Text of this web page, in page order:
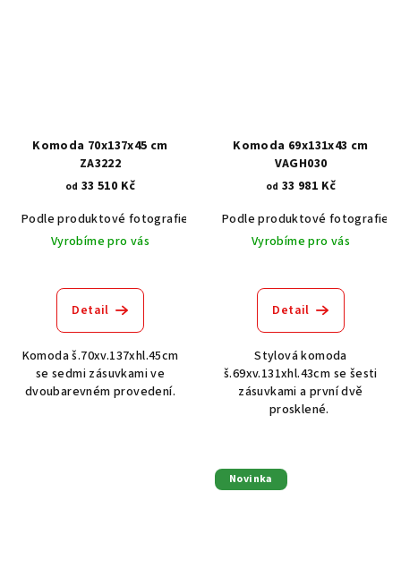
Komoda 70x137x45 cm
ZA3222
od 33 510 Kč
Podle produktové fotografie
Bílá Bílá s patinou BT9001-A6
Vyrobíme pro vás
Detail
Komoda š.70xv.137xhl.45cm
se sedmi zásuvkami ve
dvoubarevném provedení.
Komoda 69x131x43 cm
VAGH030
od 33 981 Kč
Podle produktové fotografie
Vyrobíme pro vás
Detail
Stylová komoda
š.69xv.131xhl.43cm se šesti
zásuvkami a první dvě
prosklené.
Novinka